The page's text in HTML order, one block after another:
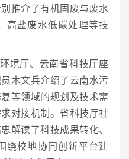
推介了有机固废与废水
高盐废水低碳处理等技
境厅、云南省科技厅座
木文兵介绍了云南水污
等领域的规划及技术需
对接机制。省科技厅社
解读了科技成果转化、
绕校地协同创新平台建